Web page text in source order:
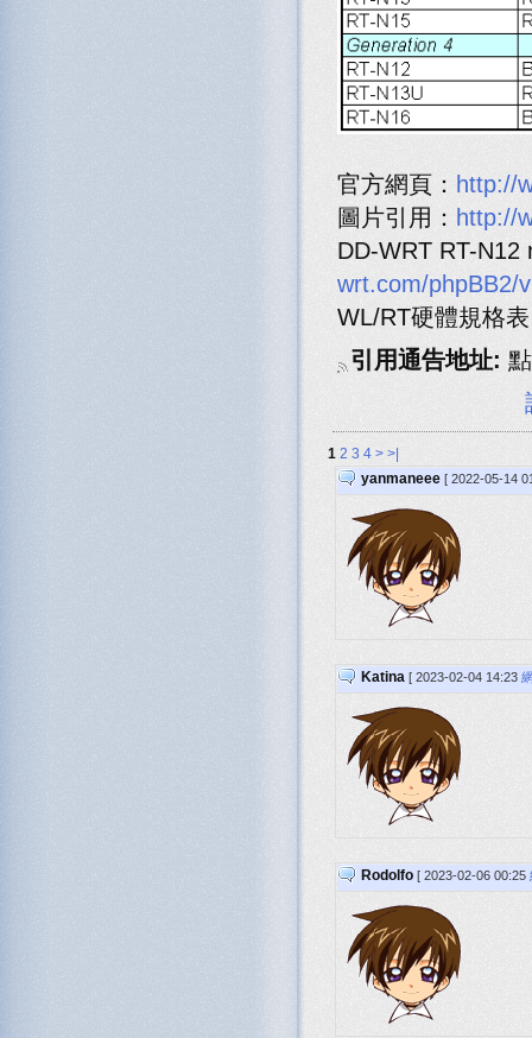
官方網頁： http://
圖片引用： http://
DD-WRT RT-N12
wrt.com/phpBB2/
WL/RT硬體規格
引用通告地址:
1 2 3 4 > >|
yanmaneee [ 2022-05-14
Katina [ 2023-02-04 14:23
Rodolfo [ 2023-02-06 00:25